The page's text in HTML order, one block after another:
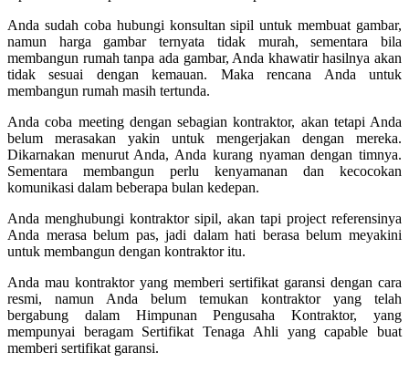
Anda sudah coba hubungi konsultan sipil untuk membuat gambar,
namun harga gambar ternyata tidak murah, sementara bila
membangun rumah tanpa ada gambar, Anda khawatir hasilnya akan
tidak sesuai dengan kemauan. Maka rencana Anda untuk
membangun rumah masih tertunda.
Anda coba meeting dengan sebagian kontraktor, akan tetapi Anda
belum merasakan yakin untuk mengerjakan dengan mereka.
Dikarnakan menurut Anda, Anda kurang nyaman dengan timnya.
Sementara membangun perlu kenyamanan dan kecocokan
komunikasi dalam beberapa bulan kedepan.
Anda menghubungi kontraktor sipil, akan tapi project referensinya
Anda merasa belum pas, jadi dalam hati berasa belum meyakini
untuk membangun dengan kontraktor itu.
Anda mau kontraktor yang memberi sertifikat garansi dengan cara
resmi, namun Anda belum temukan kontraktor yang telah
bergabung dalam Himpunan Pengusaha Kontraktor, yang
mempunyai beragam Sertifikat Tenaga Ahli yang capable buat
memberi sertifikat garansi.